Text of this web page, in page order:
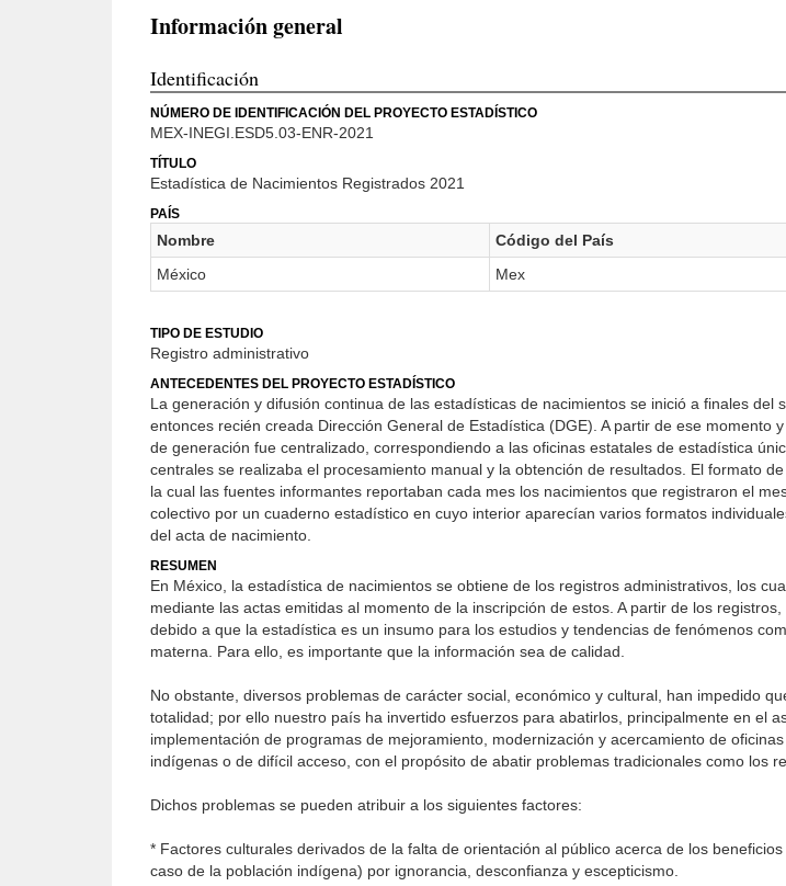
Información general
Identificación
NÚMERO DE IDENTIFICACIÓN DEL PROYECTO ESTADÍSTICO
MEX-INEGI.ESD5.03-ENR-2021
TÍTULO
Estadística de Nacimientos Registrados 2021
PAÍS
Nombre
Código del País
México
Mex
TIPO DE ESTUDIO
Registro administrativo
ANTECEDENTES DEL PROYECTO ESTADÍSTICO
La generación y difusión continua de las estadísticas de nacimientos se inició a finales del
entonces recién creada Dirección General de Estadística (DGE). A partir de ese momento
de generación fue centralizado, correspondiendo a las oficinas estatales de estadística
centrales se realizaba el procesamiento manual y la obtención de resultados. El formato
la cual las fuentes informantes reportaban cada mes los nacimientos que registraron el
colectivo por un cuaderno estadístico en cuyo interior aparecían varios formatos
del acta de nacimiento.
RESUMEN
En México, la estadística de nacimientos se obtiene de los registros administrativos, los
mediante las actas emitidas al momento de la inscripción de estos. A partir de los
debido a que la estadística es un insumo para los estudios y tendencias de fenómenos
materna. Para ello, es importante que la información sea de calidad.
No obstante, diversos problemas de carácter social, económico y cultural, han impedido
totalidad; por ello nuestro país ha invertido esfuerzos para abatirlos, principalmente en el
implementación de programas de mejoramiento, modernización y acercamiento de
indígenas o de difícil acceso, con el propósito de abatir problemas tradicionales como los
Dichos problemas se pueden atribuir a los siguientes factores:
* Factores culturales derivados de la falta de orientación al público acerca de los
caso de la población indígena) por ignorancia, desconfianza y escepticismo.